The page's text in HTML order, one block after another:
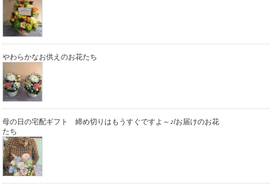
やわらかなお供えのお花たち
母の日の宅配ギフト 締め切りはもうすぐですよ～♪/お届けのお花
たち